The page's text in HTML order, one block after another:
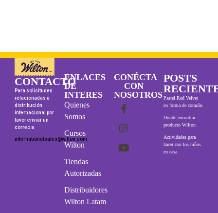
CONTACTO
Para solicitudes
relacionadas a
distribución
internacional por
favor enviar un
correo a
internationalsales@wilton.com
ENLACES
DE
INTERES
Quienes
Somos
Cursos
Wilton
Tiendas
Autorizadas
Distribuidores
Wilton Latam
CONÉCTA
CON
NOSOTROS
POSTS
Pastel Red Velvet
en forma de corazón
Donde encontrar
producto Wilton
Actividades para
hacer con los niños
en casa